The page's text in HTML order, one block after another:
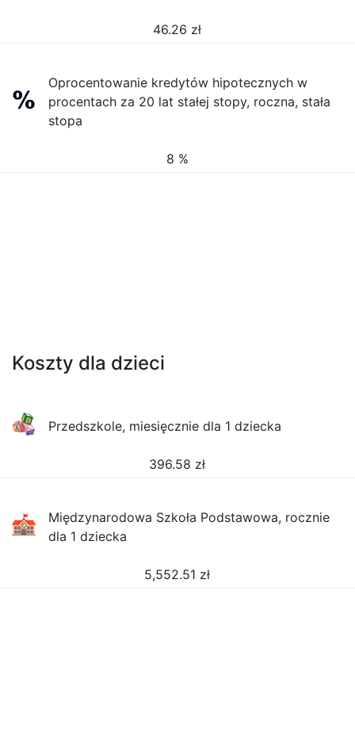
46.26 zł
Oprocentowanie kredytów hipotecznych w
procentach za 20 lat stałej stopy, roczna, stała
stopa
8 %
Koszty dla dzieci
Przedszkole, miesięcznie dla 1 dziecka
396.58 zł
Międzynarodowa Szkoła Podstawowa, rocznie
dla 1 dziecka
5,552.51 zł